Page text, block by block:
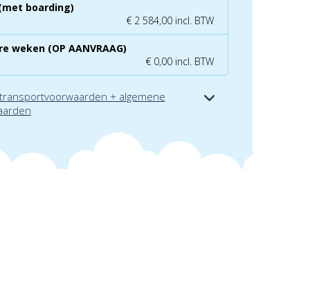
boarding)
€ 2 584,00 incl. BTW
weken (OP AANVRAAG)
€ 0,00 incl. BTW
+ algemene